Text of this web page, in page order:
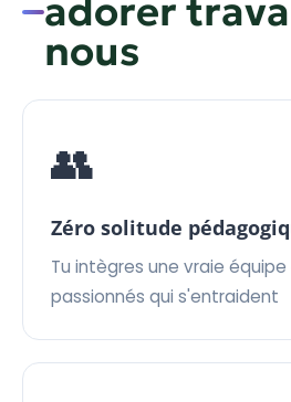
adorer
nous
👥
Zéro solitude
Tu intègres une vraie
passionnés qui s'entraident